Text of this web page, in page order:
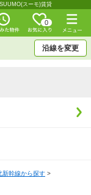
スーモ)賃貸
0
沿線を変更
新幹線から探す >